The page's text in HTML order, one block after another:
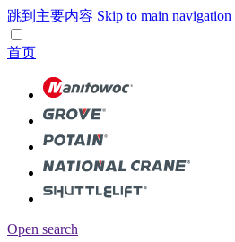
跳到主要内容 Skip to main navigation
首页
Open search